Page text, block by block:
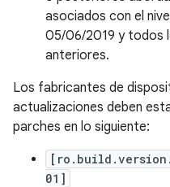
asociados con el
05/06/2019 y todos
anteriores.
Los fabricantes de
actualizaciones deben
parches en lo siguiente:
01]